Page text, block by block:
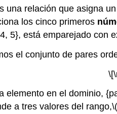
una relación que asigna
los cinco primeros
5}, está emparejado con
el conjunto de pares
elemento en el dominio,
a tres valores del rango,